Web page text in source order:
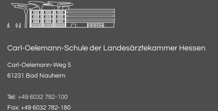
Carl-Oelemann-Schule der Landesärztekammer Hessen
Carl-Oelemann-Weg 5
61231 Bad Nauheim
Tel: +49 6032 782-100
Fax: +49 6032 782-180